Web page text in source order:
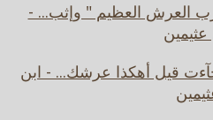
العرش العظيم " وإثب... -
عثيمين
قيل أهكذا عرشك... - ابن